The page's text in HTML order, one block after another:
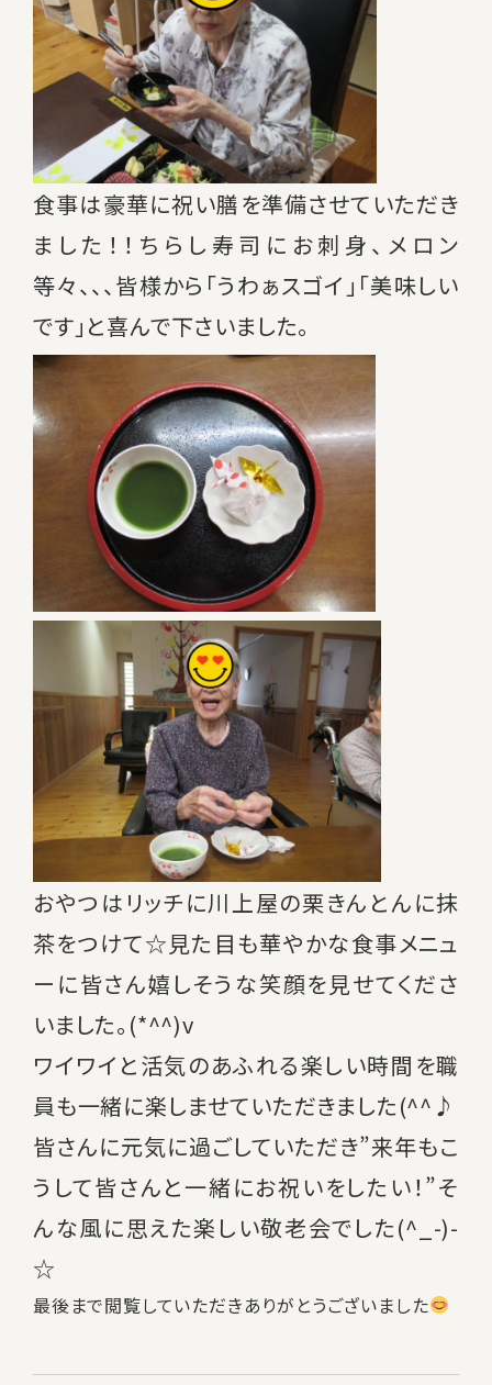
食事は豪華に祝い膳を準備させていただき
ました！！ちらし寿司にお刺身、メロン
等々、、、皆様から「うわぁスゴイ」「美味しい
です」と喜んで下さいました。
おやつはリッチに川上屋の栗きんとんに抹
茶をつけて☆見た目も華やかな食事メニュ
ーに皆さん嬉しそうな笑顔を見せてくださ
いました。(*^^)v
ワイワイと活気のあふれる楽しい時間を職
員も一緒に楽しませていただきました(^^♪
皆さんに元気に過ごしていただき”来年もこ
うして皆さんと一緒にお祝いをしたい！”そ
んな風に思えた楽しい敬老会でした(^_-)-
☆
最後まで閲覧していただきありがとうございました